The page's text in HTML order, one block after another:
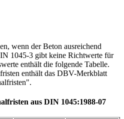
wenn der Beton ausreichend
1045-3 gibt keine Richtwerte für
enthält die folgende Tabelle.
enthält das DBV-Merkblatt
aus DIN 1045:1988-07